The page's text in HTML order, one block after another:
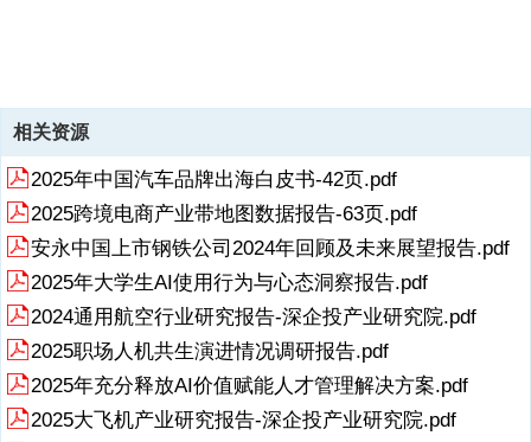
源：阿里研究院，2020 年 9 月 淘宝村数量约占全国行政村总数的
1%。从淘宝村1的数量变化来看，2014年以前，淘宝村数量增加比较缓
慢。2014年以来，随着国家电子商务进农村综合示范项目的实施，和阿
里巴巴集团农村战略的推进，淘
在农村地区，以行政村为单元；（2）销售规模：电子商务年销售额达
到 1000 万元；（3）网商规模：本村活跃网店数量达到 100 家，或活
跃网店数量达到当地家庭户数的 10%。鉴于通过电商平台销售农产品，
与销售其他产品相比，为农民带来的收益更直接、意义更大，2020 年
阿里研究院为淘宝村制定了一个新的交易额统计规则，即将农产品交易
额视同两
2020020 浙江 1 6 62 280 506 779 1172 1573 1757 广东 2 54 157
262 411 614 798 1025 江苏 1 3 25 127 201 262 452 615 664 山东 4
13 63 108 24
安徽 1 6 8 13 27 四川 2 2 3 4 5 6 21 上海 21 陕西 1 1 2 16 湖南 3 1 3
4 6 12 广西 1 1 3 10 辽宁 1 4 7 9 11 9 重庆 1 3 3 9 山西 1 1 2 2 2 7
云
宝村数量最多的三个城市分别为山东省菏泽市、浙江省金华市、温州
市。排名前10的城市中，浙江占据6席。排名前20的城市均位于东部沿
海省份，共计拥有淘宝村数量达到3865个，约占全国总数的71.2%。6
表表 2 2 20202020 年淘宝村数量城市排行榜年淘宝村数量城市排行榜
省 市 淘宝村个数
202 7 浙江 嘉兴市 196 8 广东 广州市 192 9 广东 东莞市 184 10 江苏
苏州市 161 11 河北 邢台市 153 12 江苏 徐州市 152 13 广东 汕头市
126 14 广东 潮州市 122 15 广东 揭阳市 121 16 江苏 宿迁市 114 17
广东 佛山市 110 18 河北 石家庄市 100 19 福建 莆田市 85 20 数据来
源：阿里研究院，2020 年 9 月 从县市来
达到46个，比2019年增加13个。“超大型淘宝村集群”4达到8个，比
2019年增加1个。2 淘宝村集群：在同一个县（区、市），淘宝村数量
达到或超过 10 个，称为“淘宝村集群淘宝村集群”。3 大型淘宝村集群：
在同一个县（区、市），淘宝村数量达到或超过 30 个，称为“大型大型
淘宝村集群淘宝村集群”。4 超大型淘宝村集群：在同一个县（区、
市），淘宝村数量达到或超过 100 个，则称之为“超大型超大型淘宝村
淘宝村集群集群”。7 图图 2 2 2 201015 5
含淘宝村数量淘宝村数量占比占比 数据来源：阿里研究院，2020 年 9
月 近年来，淘宝村集群所含淘宝村数量占全国总数的比例逐年提高，由
2015年的54%提升到2019年的76%。2020年淘宝村集群数量持续增
加，所含淘宝村数量占比维持不变。（2 2）淘宝镇增势迅猛，中西部
和东北地区尤为显著）淘宝镇增势迅猛，中西部和东北地区尤为显著 为
了更为准确地测度、反映乡村电子商务发展水平，今年的报告参照国家
统计局的城乡划分标准，将淘宝村、淘宝镇5的范围限定于农村地区的
行政村和乡镇，即不再将新的居委会纳入淘宝村的范围，不再将街道纳
入淘宝镇的范畴。虽然选取范围进一步缩小，但淘宝镇数量依然实现较
高的增幅，由2019年的1118个增加到1756个，比上年增加638个，增
长57%。5“淘宝镇”：阿里研究院对“淘宝镇“的认定标准主要包括：
（1）一个乡镇或街道的淘宝村大于或等于3 个；或者（2）在阿里平
台，一个乡镇一年电商销售额超过 3000 万元、活跃网店超过 300 个，
不局限于是否有淘宝村。8 图图 3 3 2 2014014 年年-2
相关资源
2025年中国汽车品牌出海白皮书-42页.pdf
2025跨境电商产业带地图数据报告-63页.pdf
安永中国上市钢铁公司2024年回顾及未来展望报告.pdf
2025年大学生AI使用行为与心态洞察报告.pdf
2024通用航空行业研究报告-深企投产业研究院.pdf
2025职场人机共生演进情况调研报告.pdf
2025年充分释放AI价值赋能人才管理解决方案.pdf
2025大飞机产业研究报告-深企投产业研究院.pdf